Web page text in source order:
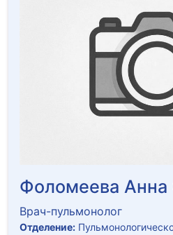
Фоломеева Анна
Врач-пульмонолог
Отделение: